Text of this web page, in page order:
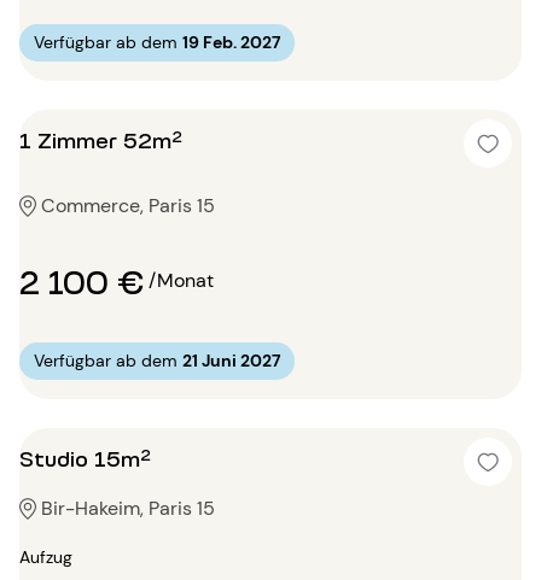
Verfügbar ab dem 19 Feb. 2027
1 Zimmer 52m²
Commerce, Paris 15
2 100 €/Monat
Verfügbar ab dem 21 Juni 2027
Studio 15m²
Bir-Hakeim, Paris 15
Aufzug